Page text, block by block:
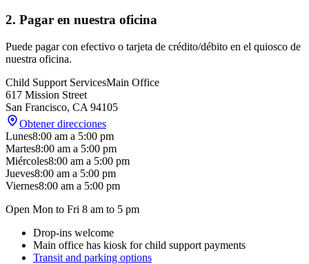
2. Pagar en nuestra oficina
Puede pagar con efectivo o tarjeta de crédito/débito en el quiosco de
nuestra oficina.
Child Support ServicesMain Office
617 Mission Street
San Francisco, CA 94105
Obtener direcciones
Lunes8:00 am a 5:00 pm
Martes8:00 am a 5:00 pm
Miércoles8:00 am a 5:00 pm
Jueves8:00 am a 5:00 pm
Viernes8:00 am a 5:00 pm
Open Mon to Fri 8 am to 5 pm
Drop-ins welcome
Main office has kiosk for child support payments
Transit and parking options